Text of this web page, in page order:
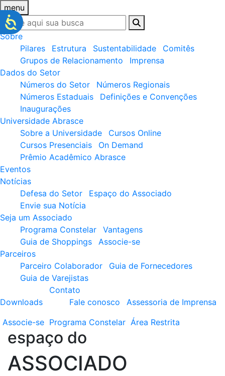
menu
Sobre
Pilares
Estrutura Sustentabilidade
Comitês
Grupos de Relacionamento
Imprensa
Dados do Setor
Números do Setor
Números Regionais
Números Estaduais
Definições e Convenções
Inaugurações
Universidade Abrasce
Sobre a Universidade
Cursos Online
Cursos Presenciais
On Demand
Prêmio Acadêmico Abrasce
Eventos
Notícias
Defesa do Setor
Espaço do Associado
Envie sua Notícia
Seja um Associado
Programa Constelar
Vantagens
Guia de Shoppings
Associe-se
Parceiros
Parceiro Colaborador
Guia de Fornecedores
Guia de Varejistas
Downloads
Contato
Fale conosco
Assessoria de Imprensa
Associe-se Programa Constelar Área Restrita
espaço do
ASSOCIADO